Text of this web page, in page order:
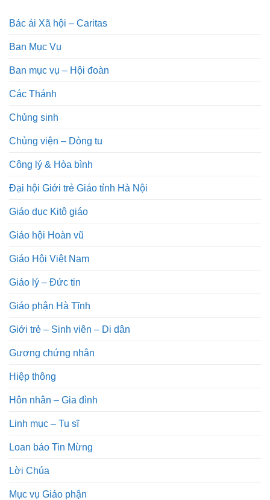
Bác ái Xã hội – Caritas
Ban Mục Vụ
Ban mục vụ – Hội đoàn
Các Thánh
Chủng sinh
Chủng viện – Dòng tu
Công lý & Hòa bình
Đại hội Giới trẻ Giáo tỉnh Hà Nội
Giáo dục Kitô giáo
Giáo hội Hoàn vũ
Giáo Hội Việt Nam
Giáo lý – Đức tin
Giáo phận Hà Tĩnh
Giới trẻ – Sinh viên – Di dân
Gương chứng nhân
Hiệp thông
Hôn nhân – Gia đình
Linh mục – Tu sĩ
Loan báo Tin Mừng
Lời Chúa
Mục vụ Giáo phận